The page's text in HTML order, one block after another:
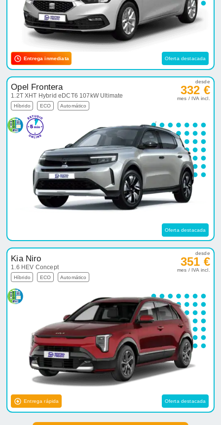
Entrega inmediata Oferta destacada
Opel Frontera
1.2T XHT Hybrid eDCT6 107kW Ultimate
Híbrido ECO Automático
desde
332 €
mes / IVA incl.
Oferta destacada
Kia Niro
1.6 HEV Concept
Híbrido ECO Automático
desde
351 €
mes / IVA incl.
Entrega rápida Oferta destacada